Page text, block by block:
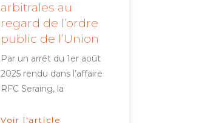
arbitrales au
regard de l’ordre
public de l’Union
Par un arrêt du 1er août
2025 rendu dans l’affaire
RFC Seraing, la
Voir l'article